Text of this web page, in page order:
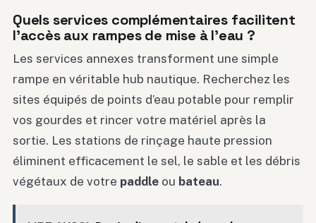
Quels services complémentaires facilitent
l’accès aux rampes de mise à l’eau ?
Les services annexes transforment une simple
rampe en véritable hub nautique. Recherchez les
sites équipés de points d’eau potable pour remplir
vos gourdes et rincer votre matériel après la
sortie. Les stations de rinçage haute pression
éliminent efficacement le sel, le sable et les débris
végétaux de votre paddle ou bateau.